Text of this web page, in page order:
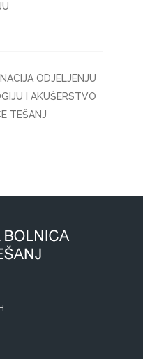
ODJELJENJU
I AKUŠERSTVO
TEŠANJ